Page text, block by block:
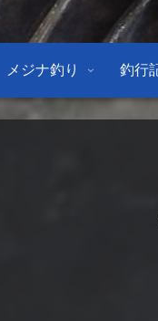
メジナ釣り 釣行